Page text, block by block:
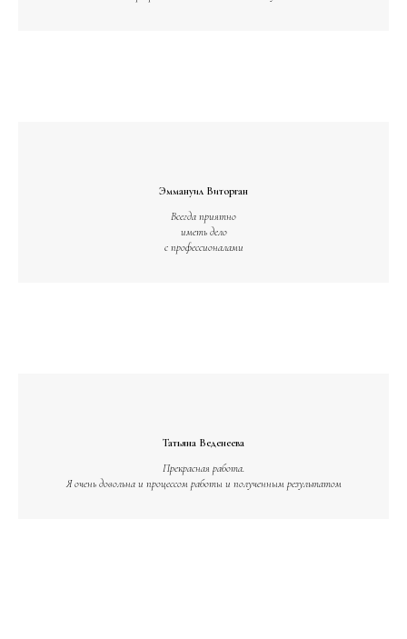
Эммануил Виторган
Всегда приятно
иметь дело
с профессионалами
Татьяна Веденеева
Прекрасная работа.
Я очень довольна и процессом работы и полученным результатом